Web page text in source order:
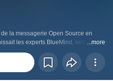
la messagerie Open Source en
les experts BlueMind, ses
pour une journée de conférences.
...more